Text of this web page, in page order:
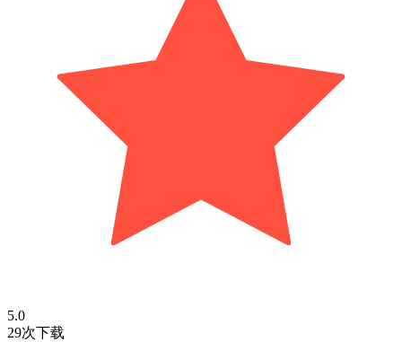
5.0
29次下载